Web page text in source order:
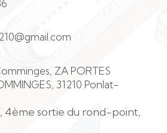
ZA PORTES
31210 Ponlat-
4ème sortie du rond-point,